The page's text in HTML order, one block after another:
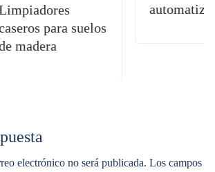
para suelos
automatizados
electrónico no será publicada. Los campos